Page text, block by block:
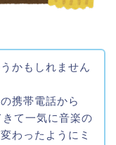
かもしれません
携帯電話から
て一気に音楽の
わったようにミ